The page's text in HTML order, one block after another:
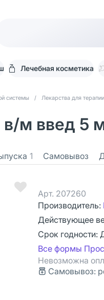
Лечебная косметика
системы / Лекарства для
м введ 5
1 Самовывоз
Арт. 207260
Производитель:
Действующее
Срок годности:
Все формы
Невозможна
Самовывоз: